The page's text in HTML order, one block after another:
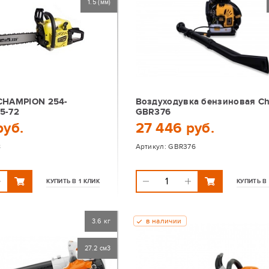
254-
72
КУПИТЬ В 1 КЛИК
1.5 (мм)
Воздуходувка бензиновая
GBR376
27 446 руб.
Артикул:GBR376
КУПИТЬ В
3.6 кг
27.2 см3
в наличии